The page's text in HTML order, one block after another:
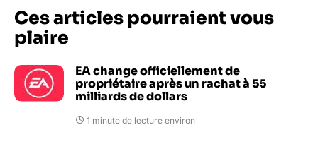
Ces articles pourraient vous
plaire
EA change officiellement de
propriétaire après un rachat à 55
milliards de dollars
1 minute de lecture environ